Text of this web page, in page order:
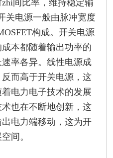
间比率，维持稳定输
关电源一般由脉冲宽度
构成。开关电源
本都随着输出功率的
率各异。线性电源成
而高于开关电源，这
电力电子技术的发展
也在不断地创新，这
电力端移动，这为开
间。